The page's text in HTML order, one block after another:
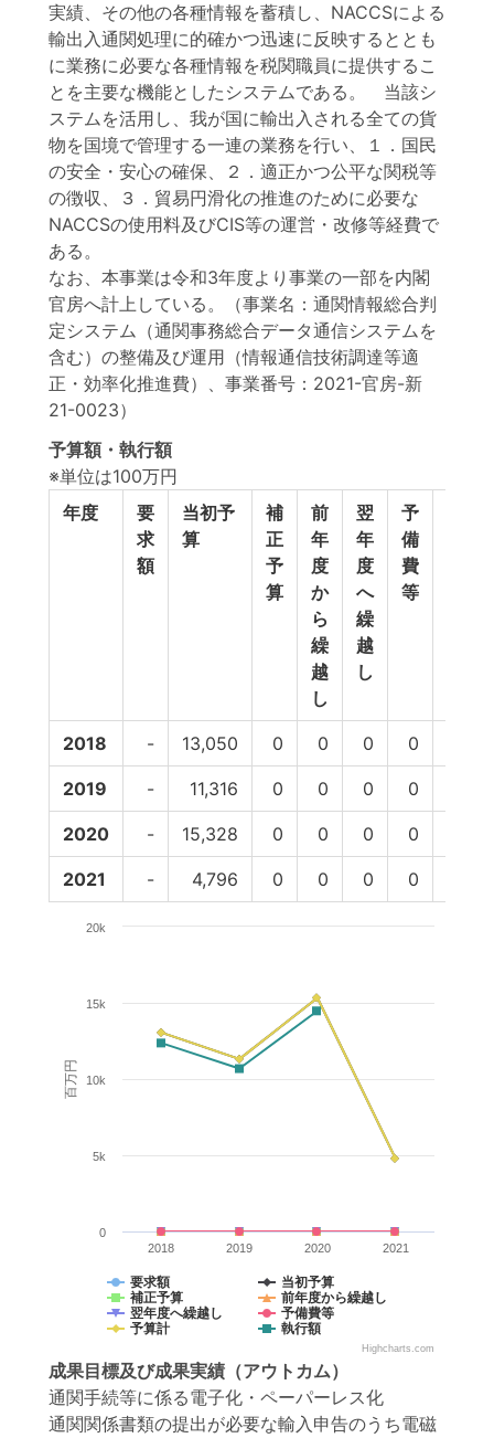
実績、その他の各種情報を蓄積し、NACCSによる
輸出入通関処理に的確かつ迅速に反映するととも
に業務に必要な各種情報を税関職員に提供するこ
とを主要な機能としたシステムである。 当該シ
ステムを活用し、我が国に輸出入される全ての貨
物を国境で管理する一連の業務を行い、１．国民
の安全・安心の確保、２．適正かつ公平な関税等
の徴収、３．貿易円滑化の推進のために必要な
NACCSの使用料及びCIS等の運営・改修等経費で
ある。
なお、本事業は令和3年度より事業の一部を内閣
官房へ計上している。（事業名：通関情報総合判
定システム（通関事務総合データ通信システムを
含む）の整備及び運用（情報通信技術調達等適
正・効率化推進費）、事業番号：2021-官房-新
21-0023）
予算額・執行額
※単位は100万円
年度
要
求
額
当初予
算
補
正
予
算
前
年
度
か
ら
繰
越
し
翌
年
度
へ
繰
越
し
予
備
費
等
2018 - 13,050 0 0 0 0
2019 - 11,316 0 0 0 0
2020 - 15,328 0 0 0 0
2021 - 4,796 0 0 0 0
百万円
要求額
当初予算
補正予算
前年度から繰越し
翌年度へ繰越し
予備費等
予算計
執行額
2018 2019 2020 2021
0
5k
10k
15k
20k
Highcharts.com
成果目標及び成果実績 （アウトカム）
通関手続等に係る電子化・ペーパーレス化
通関関係書類の提出が必要な輸入申告のうち電磁